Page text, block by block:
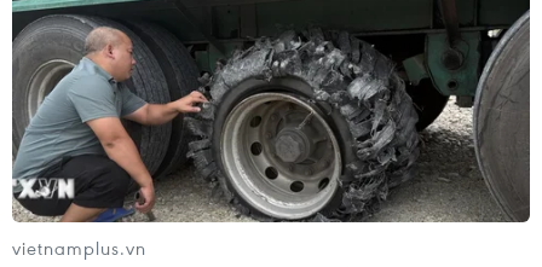
Theo dõi VietnamPlus
vietnamplus.vn